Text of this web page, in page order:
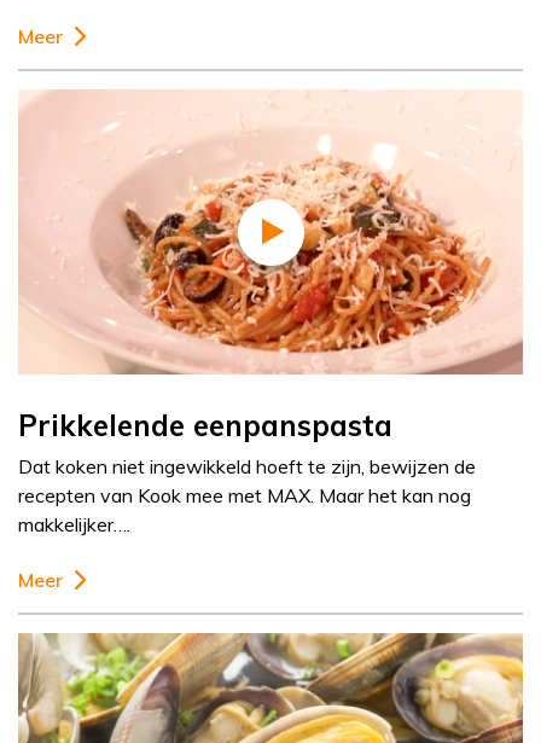
Meer
Prikkelende eenpanspasta
Dat koken niet ingewikkeld hoeft te zijn, bewijzen de
recepten van Kook mee met MAX. Maar het kan nog
makkelijker….
Meer